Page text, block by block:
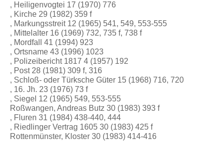
, Heiligenvogtei 17 (1970) 776
, Kirche 29 (1982) 359 f
, Markungsstreit 12 (1965) 541, 549, 553-555
, Mittelalter 16 (1969) 732, 735 f, 738 f
, Mordfall 41 (1994) 923
, Ortsname 43 (1996) 1023
, Polizeibericht 1817 4 (1957) 192
, Post 28 (1981) 309 f, 316
, Schloß- oder Türksche Güter 15 (1968) 716, 720
, 16. Jh. 23 (1976) 73 f
, Siegel 12 (1965) 549, 553-555
Roßwangen, Andreas Butz 30 (1983) 393 f
, Fluren 31 (1984) 438-440, 444
, Riedlinger Vertrag 1605 30 (1983) 425 f
Rottenmünster, Kloster 30 (1983) 414-416